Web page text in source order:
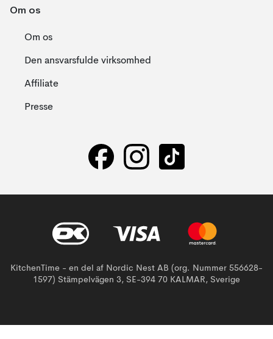
Om os
Om os
Den ansvarsfulde virksomhed
Affiliate
Presse
KitchenTime - en del af Nordic Nest AB (org. Nummer 556628-
1597) Stämpelvägen 3, SE-394 70 KALMAR, Sverige